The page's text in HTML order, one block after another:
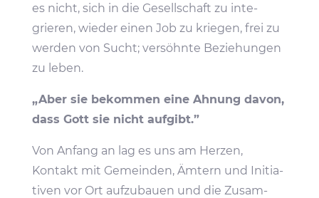
es nicht, sich in die Gesell­schaft zu inte­
grieren, wieder einen Job zu kriegen, frei zu
werden von Sucht; versöhnte Bezie­hungen
zu leben.
„Aber sie bekommen eine Ahnung davon,
dass Gott sie nicht aufgibt.”
Von Anfang an lag es uns am Herzen,
Kontakt mit Gemeinden, Ämtern und Initia­
tiven vor Ort aufzu­bauen und die Zusam­